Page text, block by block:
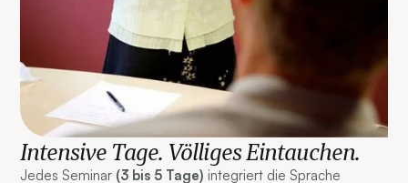
Intensive Tage. Völliges Eintauchen.
Jedes Seminar (3 bis 5 Tage) integriert die Sprache